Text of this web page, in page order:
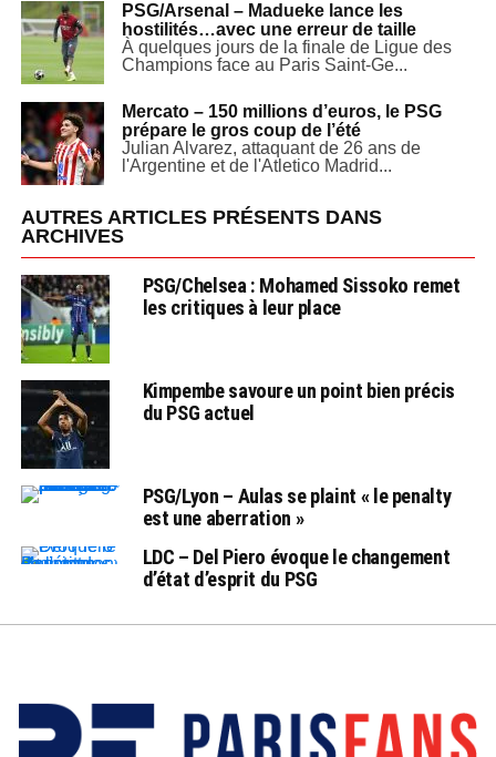
PSG/Arsenal – Madueke lance les
hostilités…avec une erreur de taille
À quelques jours de la finale de Ligue des
Champions face au Paris Saint-Ge...
Mercato – 150 millions d’euros, le PSG
prépare le gros coup de l’été
Julian Alvarez, attaquant de 26 ans de
l'Argentine et de l'Atletico Madrid...
AUTRES ARTICLES PRÉSENTS DANS
ARCHIVES
PSG/Chelsea : Mohamed Sissoko remet
les critiques à leur place
Kimpembe savoure un point bien précis
du PSG actuel
PSG/Lyon – Aulas se plaint « le penalty
est une aberration »
LDC – Del Piero évoque le changement
d’état d’esprit du PSG